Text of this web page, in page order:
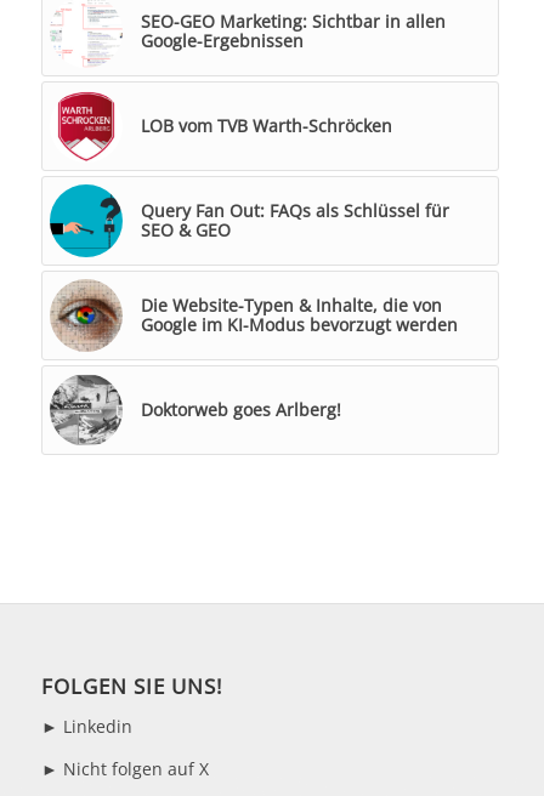
SEO-GEO Marketing: Sichtbar in allen
Google-Ergebnissen
LOB vom TVB Warth-Schröcken
Query Fan Out: FAQs als Schlüssel für
SEO & GEO
Die Website-Typen & Inhalte, die von
Google im KI-Modus bevorzugt werden
Doktorweb goes Arlberg!
FOLGEN SIE UNS!
► Linkedin
► Nicht folgen auf X